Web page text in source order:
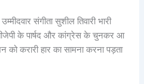
संगीता सुशील तिवारी भारी
के पार्षद और कांग्रेस के चुनकर आ
करारी हार का सामना करना पड़ता